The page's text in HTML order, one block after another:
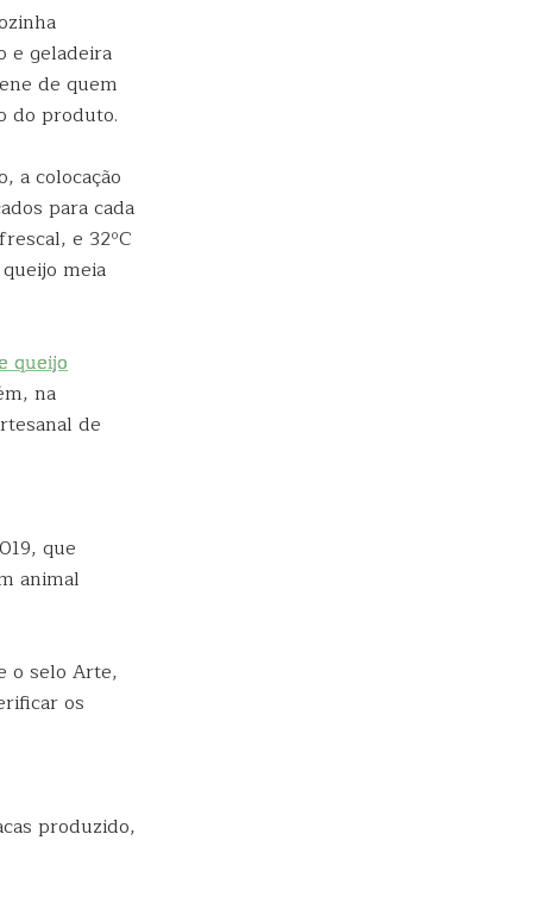
e geladeira
de quem
do produto.
a colocação
para cada
e 32ºC
meia
queijo
na
de
que
animal
o selo Arte,
os
produzido,